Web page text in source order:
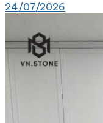
24/07/2026